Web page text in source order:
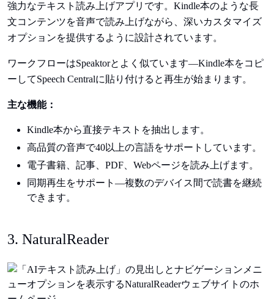
強力なテキスト読み上げアプリです。Kindle本のような長
文コンテンツを音声で読み上げながら、深いカスタマイズ
オプションを提供するように設計されています。
ワークフローはSpeaktorとよく似ています—Kindle本をコピ
ーしてSpeech Centralに貼り付けると再生が始まります。
主な機能：
Kindle本から直接テキストを抽出します。
高品質の音声で40以上の言語をサポートしています。
電子書籍、記事、PDF、Webページを読み上げます。
同期再生をサポート—複数のデバイス間で読書を継続
できます。
3. NaturalReader